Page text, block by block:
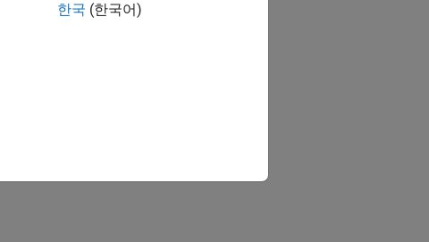
한국 (한국어)